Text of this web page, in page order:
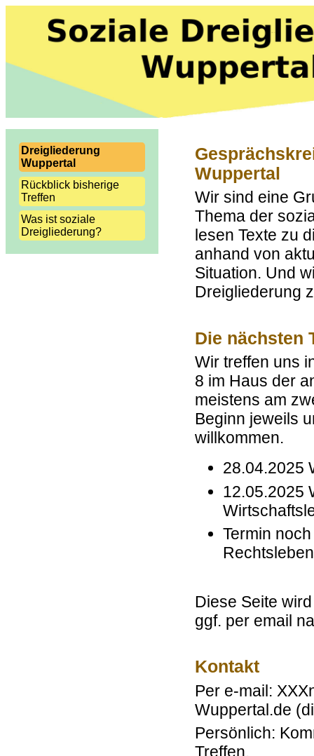
Dreigliederung
Wuppertal
Rückblick bisherige
Treffen
Was ist soziale
Dreigliederung?
Wuppertal
Wir sind eine
Thema der
lesen Texte zu
anhand von
Situation. Und
Dreigliederung
Die nächsten
Wir treffen uns
8 im Haus der
meistens am
Beginn jeweils
willkommen.
28.04.2025
12.05.2025
Termin
Diese Seite
ggf. per email
Kontakt
Per e-mail:
Wuppertal.de
Persönlich:
Treffen.